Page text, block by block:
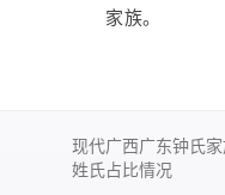
家族。
现代广西广东钟氏
姓氏占比情况